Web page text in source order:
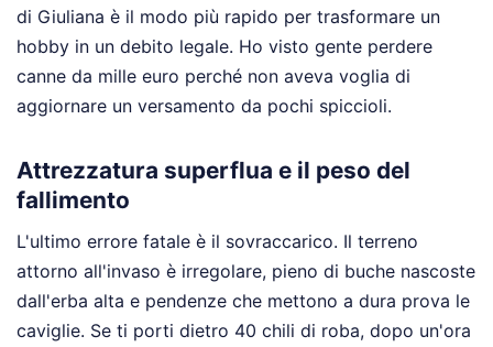
di Giuliana è il modo più rapido per trasformare un
hobby in un debito legale. Ho visto gente perdere
canne da mille euro perché non aveva voglia di
aggiornare un versamento da pochi spiccioli.
Attrezzatura superflua e il peso del
fallimento
L'ultimo errore fatale è il sovraccarico. Il terreno
attorno all'invaso è irregolare, pieno di buche nascoste
dall'erba alta e pendenze che mettono a dura prova le
caviglie. Se ti porti dietro 40 chili di roba, dopo un'ora